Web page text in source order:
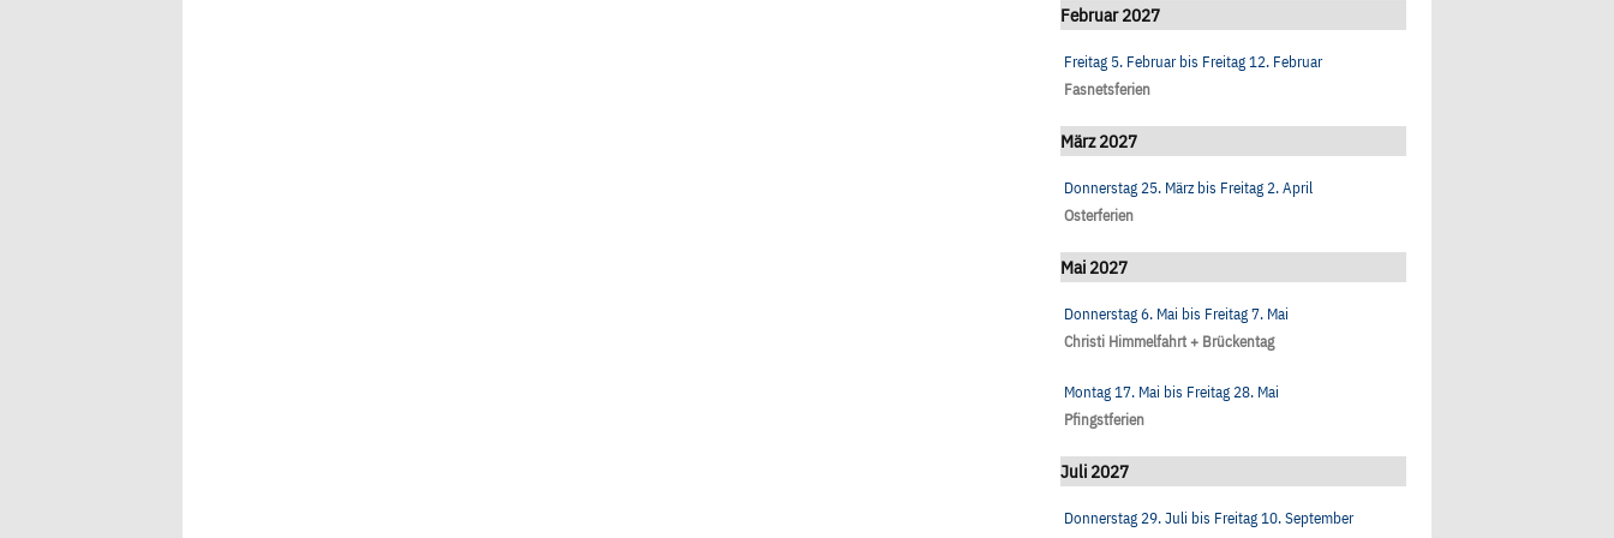
Februar 2027
Freitag 5. Februarbis Freitag 12. Februar
Fasnetsferien
März 2027
Donnerstag 25. Märzbis Freitag 2. April
Osterferien
Mai 2027
Donnerstag 6. Mai bis Freitag 7. Mai
Christi Himmelfahrt + Brückentag
Montag 17. Mai bis Freitag 28. Mai
Pfingstferien
Juli 2027
Donnerstag 29. Juli bis Freitag 10. September